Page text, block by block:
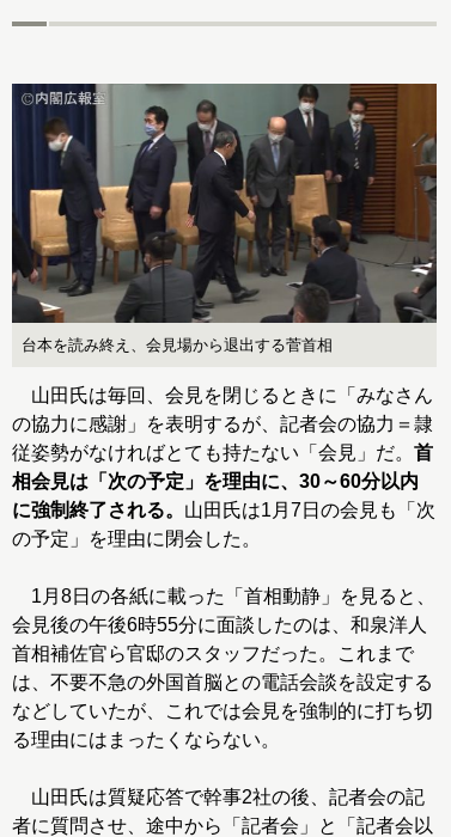
台本を読み終え、会見場から退出する菅首相
山田氏は毎回、会見を閉じるときに「みなさん
の協力に感謝」を表明するが、記者会の協力＝隷
従姿勢がなければとても持たない「会見」だ。 首
相会見は「次の予定」を理由に、30～60分以内
に強制終了される。 山田氏は1月7日の会見も「次
の予定」を理由に閉会した。
1月8日の各紙に載った「首相動静」を見ると、
会見後の午後6時55分に面談したのは、和泉洋人
首相補佐官ら官邸のスタッフだった。これまで
は、不要不急の外国首脳との電話会談を設定する
などしていたが、これでは会見を強制的に打ち切
る理由にはまったくならない。
山田氏は質疑応答で幹事2社の後、記者会の記
者に質問させ、途中から「記者会」と「記者会以